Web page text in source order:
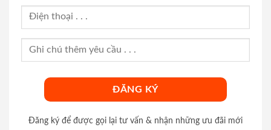
Đăng ký để được gọi lại tư vấn & nhận những ưu đãi mới